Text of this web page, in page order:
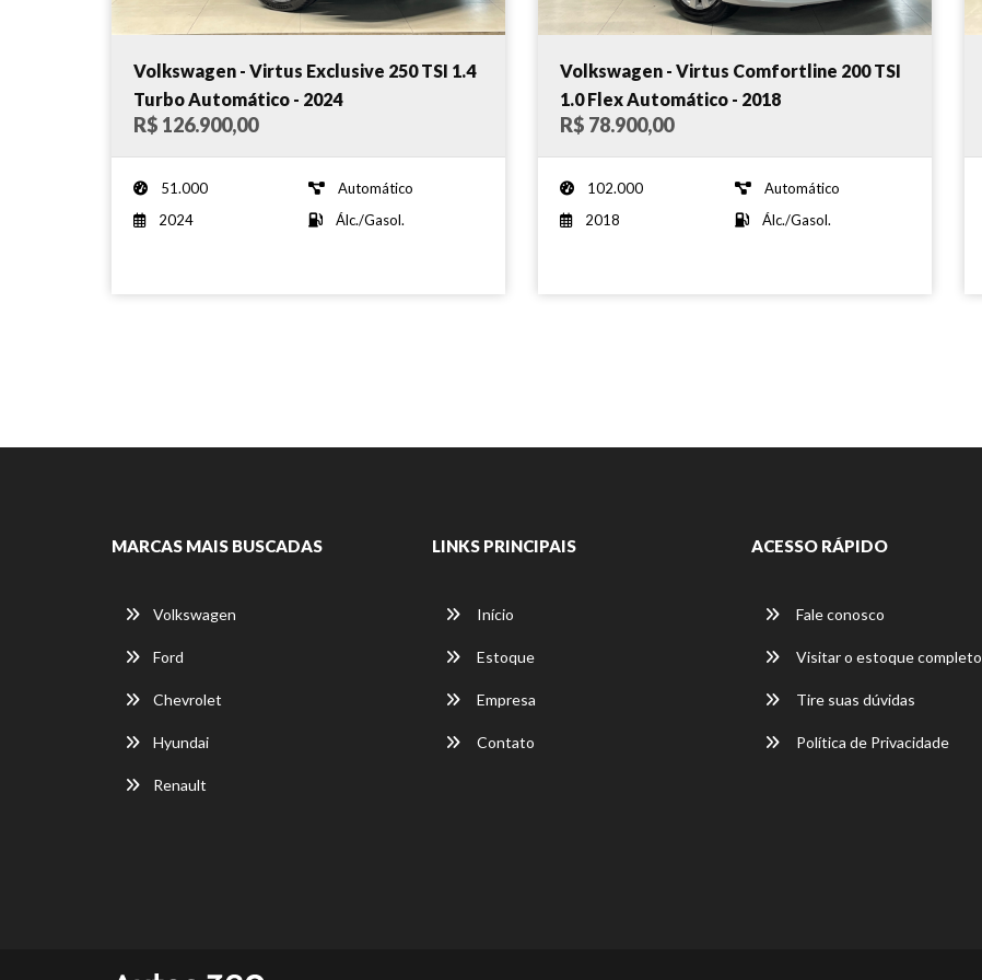
Volkswagen - Virtus Exclusive 250 TSI 1.4
Turbo Automático - 2024
R$ 126.900,00
51.000
Automático
2024
Álc./Gasol.
Volkswagen - Virtus Comfortline 200 TSI
1.0 Flex Automático - 2018
R$ 78.900,00
102.000
Automático
2018
Álc./Gasol.
MARCAS MAIS BUSCADAS
Volkswagen
Ford
Chevrolet
Hyundai
Renault
LINKS PRINCIPAIS
Início
Estoque
Empresa
Contato
ACESSO RÁPIDO
Fale conosco
Visitar o estoque completo
Tire suas dúvidas
Política de Privacidade